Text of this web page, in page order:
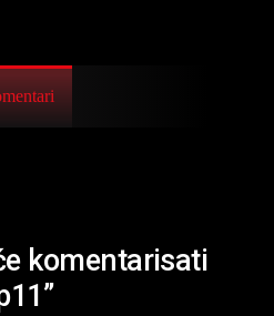
komentarisati